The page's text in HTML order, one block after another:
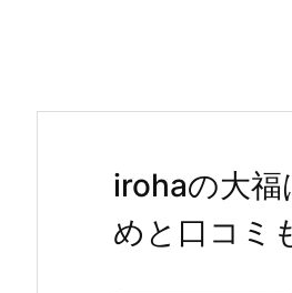
irohaの大福
めと口コミ